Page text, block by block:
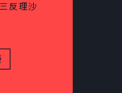
反理沙